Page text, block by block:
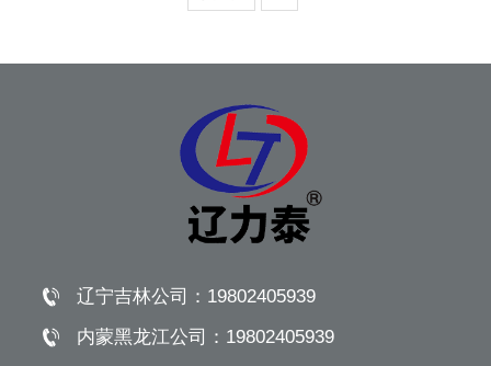
源，停止加热。...
辽宁吉林公司： 19802405939
内蒙黑龙江公司： 19802405939